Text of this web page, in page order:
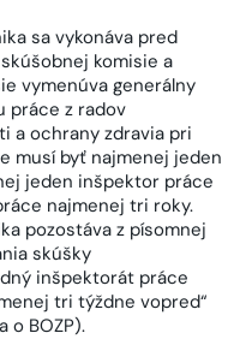
sa vykonáva pred
komisie a
vymenúva generálny
práce z radov
a ochrany zdravia pri
musí byť najmenej jeden
jeden inšpektor práce
najmenej tri roky.
pozostáva z písomnej
skúšky
inšpektorát práce
tri týždne vopred“
o BOZP).